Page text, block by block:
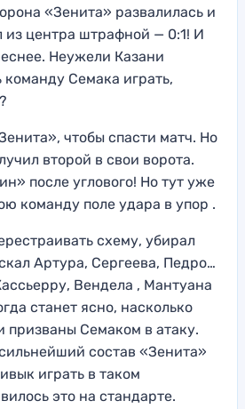
«Зенита» развалилась и
из центра штрафной — 0:1! И
Неужели Казани
команду Семака играть,
чтобы спасти матч. Но
второй в свои ворота.
после углового! Но тут уже
команду поле удара в упор .
схему, убирал
Артура, Сергеева, Педро…
Вендела , Мантуана
станет ясно, насколько
Семаком в атаку.
состав «Зенита»
играть в таком
это на стандарте.